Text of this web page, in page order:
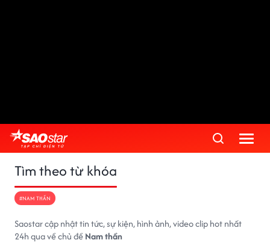
Tìm theo từ khóa
#NAM THẦN
Saostar cập nhật tin tức, sự kiện, hình ảnh, video clip hot nhất
24h qua về chủ đềNam thần